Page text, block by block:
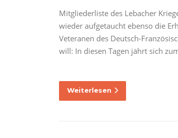
Mitgliederliste des Lebacher
wieder aufgetaucht ebenso die
Veteranen des Deutsch-
will: In diesen Tagen jährt sich
Weiterlesen